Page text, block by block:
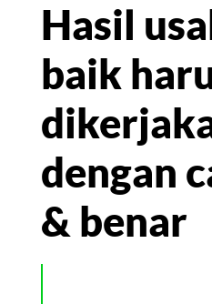
Hasil
baik
dengan
& benar